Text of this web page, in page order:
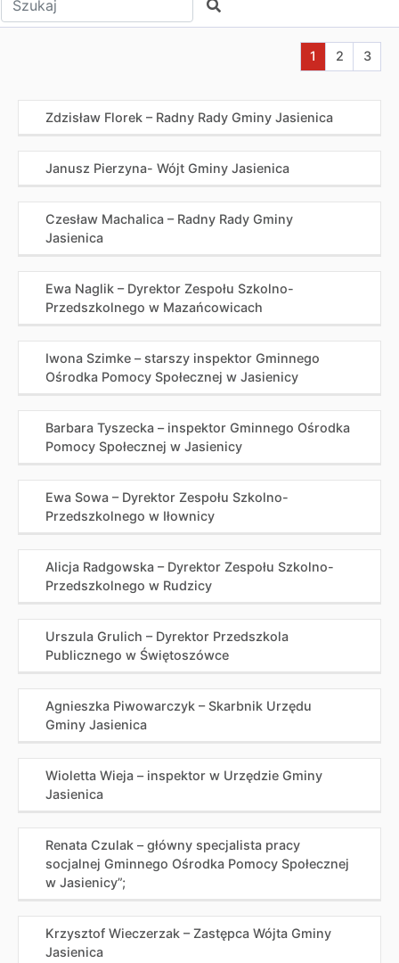
Szukaj
Aktualna
1 Przejdź
2 3
Zdzisław Florek – Radny Rady Gminy Jasienica
Janusz Pierzyna- Wójt Gminy Jasienica
Czesław Machalica – Radny Rady Gminy
Jasienica
Ewa Naglik – Dyrektor Zespołu Szkolno-
Przedszkolnego w Mazańcowicach
Iwona Szimke – starszy inspektor Gminnego
Ośrodka Pomocy Społecznej w Jasienicy
Barbara Tyszecka – inspektor Gminnego Ośrodka
Pomocy Społecznej w Jasienicy
Ewa Sowa – Dyrektor Zespołu Szkolno-
Przedszkolnego w Iłownicy
Alicja Radgowska – Dyrektor Zespołu Szkolno-
Przedszkolnego w Rudzicy
Urszula Grulich – Dyrektor Przedszkola
Publicznego w Świętoszówce
Agnieszka Piwowarczyk – Skarbnik Urzędu
Gminy Jasienica
Wioletta Wieja – inspektor w Urzędzie Gminy
Jasienica
Renata Czulak – główny specjalista pracy
socjalnej Gminnego Ośrodka Pomocy Społecznej
w Jasienicy”;
Krzysztof Wieczerzak – Zastępca Wójta Gminy
Jasienica